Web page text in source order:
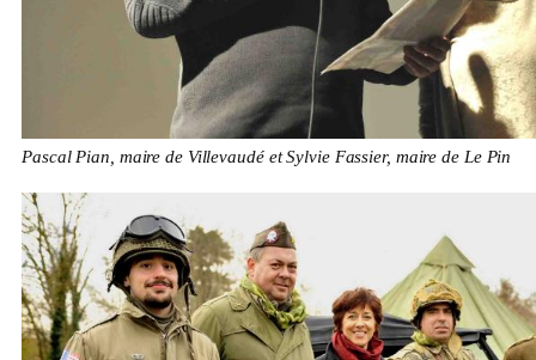
Pascal Pian, maire de Villevaudé et Sylvie Fassier, maire de Le Pin